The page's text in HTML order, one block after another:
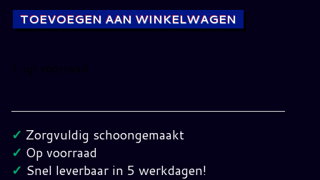
TOEVOEGEN AAN WINKELWAGEN
1 op voorraad
set
6372
jaren
80
✓ Zorgvuldig schoongemaakt
✓ Op voorraad
✓ Snel leverbaar in 5 werkdagen!